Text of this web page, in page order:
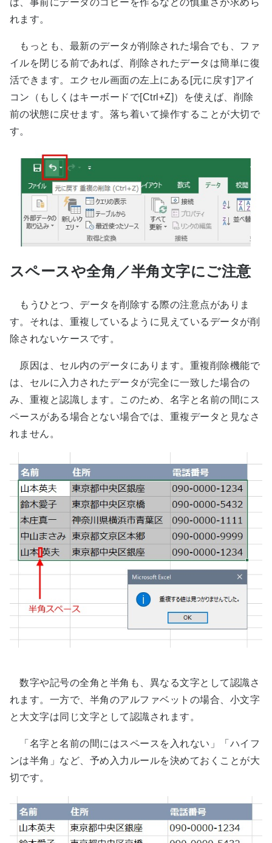
は、事前にデータのコピーを作るなどの慎重さが求めら
れます。
もっとも、最新のデータが削除された場合でも、ファ
イルを閉じる前であれば、削除されたデータは簡単に復
活できます。エクセル画面の左上にある[元に戻す]アイ
コン（もしくはキーボードで[Ctrl+Z]）を使えば、削除
前の状態に戻せます。落ち着いて操作することが大切で
す。
スペースや全角／半角文字にご注意
もうひとつ、データを削除する際の注意点がありま
す。それは、重複しているように見えているデータが削
除されないケースです。
原因は、セル内のデータにあります。重複削除機能で
は、セルに入力されたデータが完全に一致した場合の
み、重複と認識します。このため、名字と名前の間にス
ペースがある場合とない場合では、重複データと見なさ
れません。
数字や記号の全角と半角も、異なる文字として認識さ
れます。一方で、半角のアルファベットの場合、小文字
と大文字は同じ文字として認識されます。
「名字と名前の間にはスペースを入れない」「ハイフ
ンは半角」など、予め入力ルールを決めておくことが大
切です。